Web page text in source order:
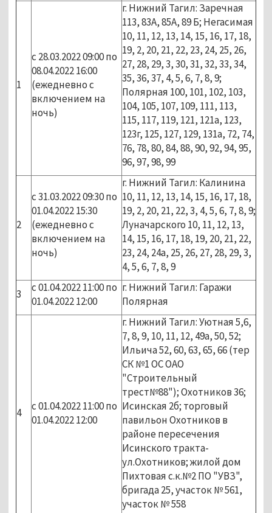
1
с 28.03.2022 09:00 по
08.04.2022 16:00
(ежедневно с
включением на
ночь)
г. Нижний Тагил: Заречная
113, 83А, 85А, 89 Б; Негасимая
10, 11, 12, 13, 14, 15, 16, 17, 18,
19, 2, 20, 21, 22, 23, 24, 25, 26,
27, 28, 29, 3, 30, 31, 32, 33, 34,
35, 36, 37, 4, 5, 6, 7, 8, 9;
Полярная 100, 101, 102, 103,
104, 105, 107, 109, 111, 113,
115, 117, 119, 121, 121а, 123,
123г, 125, 127, 129, 131а, 72, 74,
76, 78, 80, 84, 88, 90, 92, 94, 95,
96, 97, 98, 99
2
с 31.03.2022 09:30 по
01.04.2022 15:30
(ежедневно с
включением на
ночь)
г. Нижний Тагил: Калинина
10, 11, 12, 13, 14, 15, 16, 17, 18,
19, 2, 20, 21, 22, 3, 4, 5, 6, 7, 8, 9;
Луначарского 10, 11, 12, 13,
14, 15, 16, 17, 18, 19, 20, 21, 22,
23, 24, 24а, 25, 26, 27, 28, 29, 3,
4, 5, 6, 7, 8, 9
3
с 01.04.2022 11:00 по
01.04.2022 12:00
г. Нижний Тагил: Гаражи
Полярная
4
с 01.04.2022 11:00 по
01.04.2022 12:00
г. Нижний Тагил: Уютная 5,6,
7, 8, 9, 10, 11, 12, 49а, 50, 52;
Ильича 52, 60, 63, 65, 66 (тер
СК №1 ОС ОАО
"Строительный
трест№88"); Охотников 36;
Исинская 2б; торговый
павильон Охотников в
районе пересечения
Исинского тракта-
ул.Охотников; жилой дом
Пихтовая с.к.№2 ПО "УВЗ",
бригада 25, участок № 561,
участок № 558